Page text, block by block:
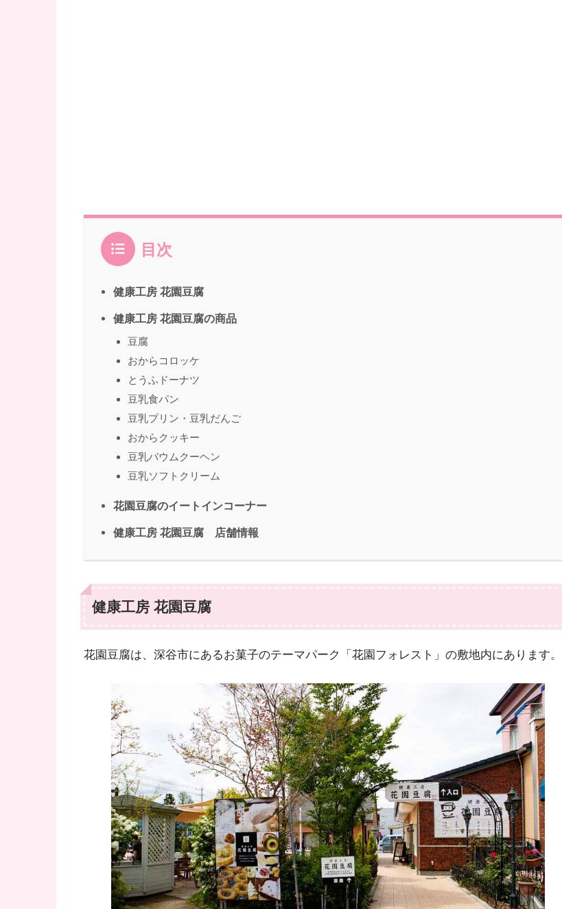
目次
健康工房 花園豆腐
健康工房 花園豆腐の商品
豆腐
おからコロッケ
とうふドーナツ
豆乳食パン
豆乳プリン・豆乳だんご
おからクッキー
豆乳バウムクーヘン
豆乳ソフトクリーム
花園豆腐のイートインコーナー
健康工房 花園豆腐 店舗情報
健康工房 花園豆腐
花園豆腐は、深谷市にあるお菓子のテーマパーク「花園フォレスト」の敷地内にあります。